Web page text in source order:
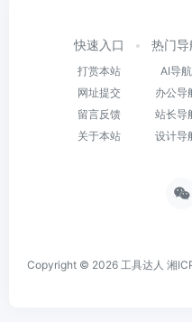
快速入口
打赏本站
网址提交
留言反馈
关于本站
热门导
AI导航
办公导
站长导
设计导
Copyright © 2026 工具达人 湘